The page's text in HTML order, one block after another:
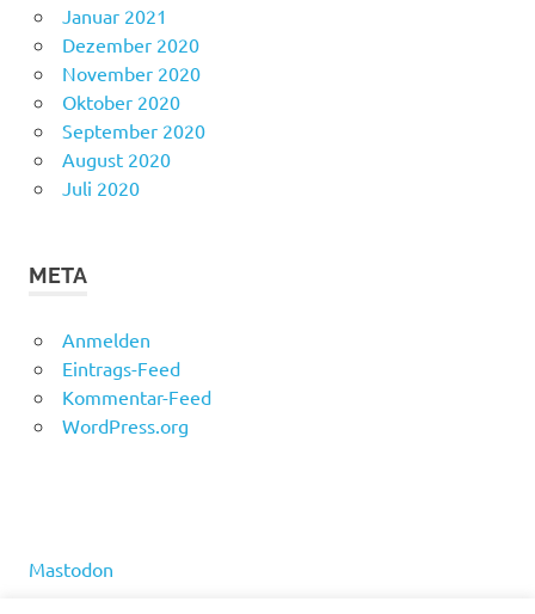
Januar 2021
Dezember 2020
November 2020
Oktober 2020
September 2020
August 2020
Juli 2020
META
Anmelden
Eintrags-Feed
Kommentar-Feed
WordPress.org
Mastodon